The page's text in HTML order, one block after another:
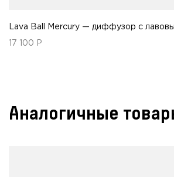
Lava Ball Mercury — диффузор с
17 100 Р
Аналогичные